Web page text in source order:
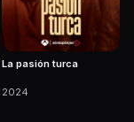
La pasión turca
2024